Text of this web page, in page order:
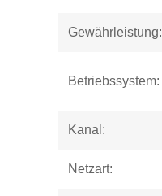
Gewährleistung:
Betriebssystem:
Kanal:
Netzart: